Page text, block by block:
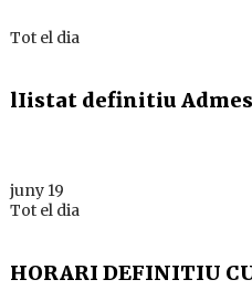
Tot el dia
lIistat definitiu
juny 19
Tot el dia
HORARI DEFINITIU